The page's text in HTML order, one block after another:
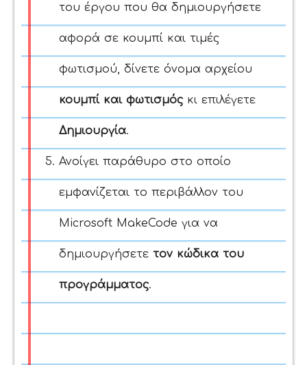
του έργου που θα δημιουργήσετε
αφορά σε κουμπί και τιμές
φωτισμού, δίνετε όνομα αρχείου
κουμπί και φωτισμός κι επιλέγετε
Δημιουργία.
Ανοίγει παράθυρο στο οποίο
εμφανίζεται το περιβάλλον του
Microsoft MakeCode για να
δημιουργήσετε τον κώδικα του
προγράμματος.